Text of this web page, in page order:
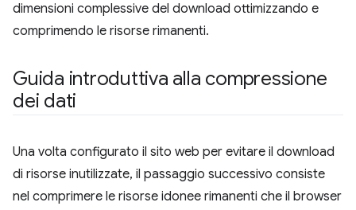
dimensioni complessive del download ottimizzando e
comprimendo le risorse rimanenti.
Guida introduttiva alla compressione
dei dati
Una volta configurato il sito web per evitare il download
di risorse inutilizzate, il passaggio successivo consiste
nel comprimere le risorse idonee rimanenti che il browser